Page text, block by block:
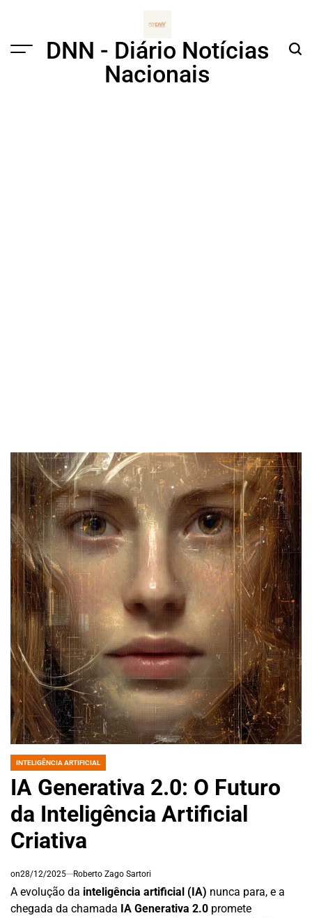
Menu
DNN - Diário Notícias
Nacionais
POSTED
INTELIGÊNCIA ARTIFICIAL
IA Generativa 2.0: O Futuro
da Inteligência Artificial
Criativa
on28/12/2025 Roberto Zago Sartori
A evolução da inteligência artificial (IA) nunca para, e a
chegada da chamada IA Generativa 2.0 promete